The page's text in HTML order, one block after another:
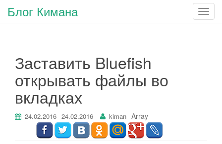
П
Блог Кимана
Заставить Bluefish
открывать файлы во
вкладках
24.02.2016 24.02.2016 kiman Array